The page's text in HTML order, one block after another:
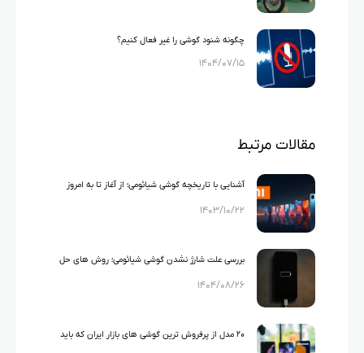
چگونه شنود گوشی را غیر فعال کنیم؟
۱۴۰۴/۰۷/۱۵
مقالات مرتبط
آشنایی با تاریخچه گوشی شیائومی؛ از آغاز تا به امروز
۱۴۰۳/۱۰/۲۲
بررسی علت شارژ نشدن گوشی شیائومی؛ روش های حل
این مشکل
۱۴۰۴/۰۸/۲۶
۲۰ مدل از پرفروش ترین گوشی های بازار ایران که باید